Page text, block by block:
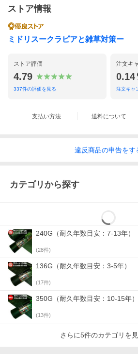
ストア情報
ミドリスークラピアと雑草対策ー
ストア評価
4.79
337件の評価を見る
注文キ
0.14
注文キャ
支払い方法 送料について
違反商品の申告をす
カテゴリから探す
240G（耐久年数目安：7-13年）
(28件)
136G（耐久年数目安：3-5年）
(17件)
350G（耐久年数目安：10-15年）
(13件)
さらに5件のカテゴリを